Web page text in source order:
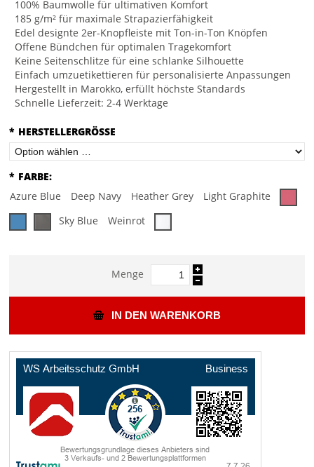
100% Baumwolle für ultimativen Komfort
185 g/m² für maximale Strapazierfähigkeit
Edel designte 2er-Knopfleiste mit Ton-in-Ton Knöpfen
Offene Bündchen für optimalen Tragekomfort
Keine Seitenschlitze für eine schlanke Silhouette
Einfach umzuetikettieren für personalisierte Anpassungen
Hergestellt in Marokko, erfüllt höchste Standards
Schnelle Lieferzeit: 2-4 Werktage
* HERSTELLERGRÖSSE
* FARBE:
Azure Blue
Deep Navy Heather Grey
Light Graphite
Sky Blue
Weinrot
Menge
IN DEN WARENKORB